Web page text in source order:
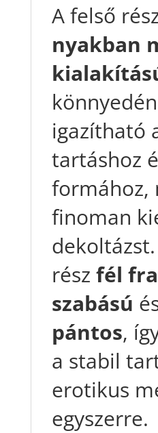
A felső
nyakban
könnyedén
igazítható
tartáshoz
formához,
finoman
rész fél
szabású
pántos,
a stabil
erotikus
egyszerre.